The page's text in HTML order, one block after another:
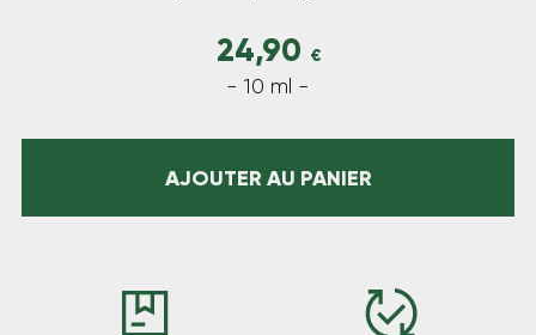
24,90 €
- 10 ml -
AJOUTER AU PANIER